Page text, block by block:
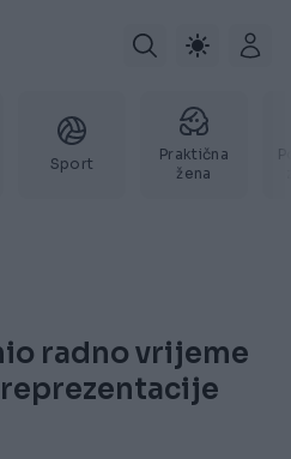
Sport
Praktična
žena
radno vrijeme